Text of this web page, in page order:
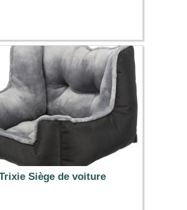
79.99 €
Siège de voiture